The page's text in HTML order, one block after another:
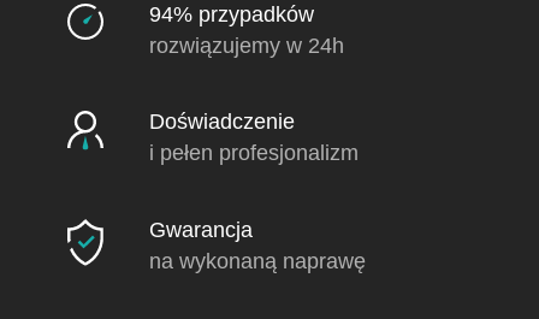
94% przypadków
rozwiązujemy w 24h
Doświadczenie
i pełen profesjonalizm
Gwarancja
na wykonaną naprawę